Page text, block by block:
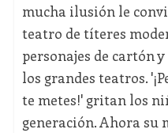
mucha ilusión le
teatro de títeres
personajes de cartón
los grandes teatros.
te metes!' gritan los
generación. Ahora su